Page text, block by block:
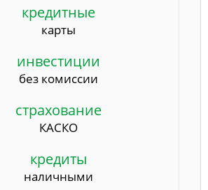
кредитные
карты
инвестиции
без комиссии
страхование
КАСКО
кредиты
наличными